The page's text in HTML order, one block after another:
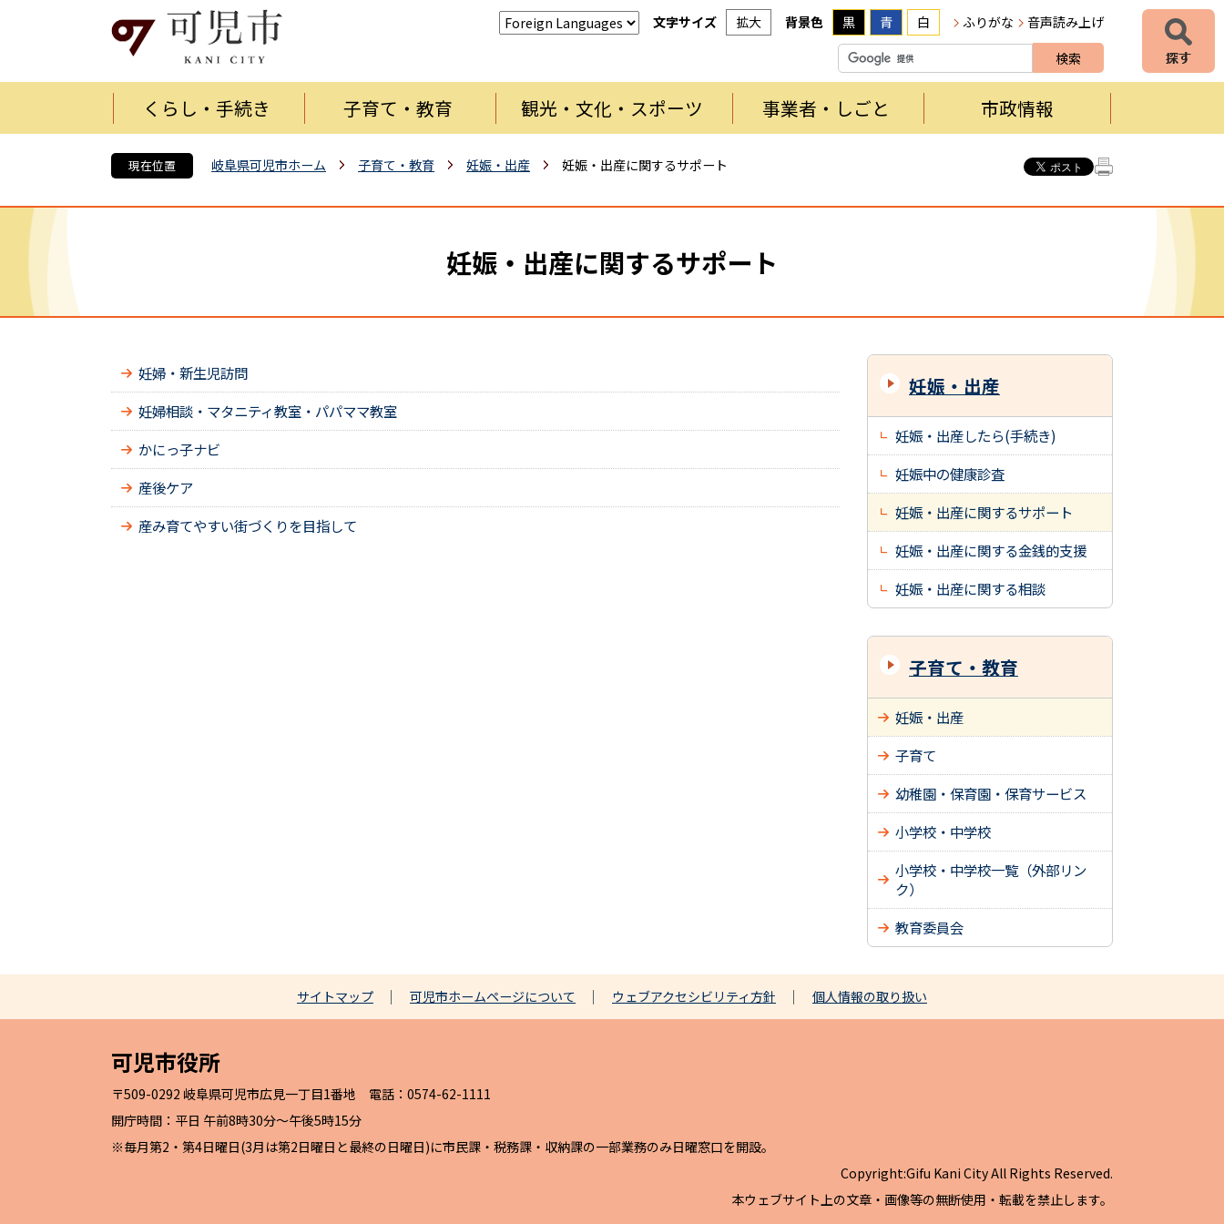
文字サイズ 拡大 背景色 黒 青 白 ふりがな 音声読み上げ
くらし・手続き 子育て・教育 観光・文化・スポーツ 事業者・しごと 市政情報
現在位置 岐阜県可児市ホーム 子育て・教育 妊娠・出産 妊娠・出産に関するサポート
妊娠・出産に関するサポート
妊婦・新生児訪問
妊婦相談・マタニティ教室・パパママ教室
かにっ子ナビ
産後ケア
産み育てやすい街づくりを目指して
妊娠・出産
妊娠・出産したら(手続き)
妊娠中の健康診査
妊娠・出産に関するサポート
妊娠・出産に関する金銭的支援
妊娠・出産に関する相談
子育て・教育
妊娠・出産
子育て
幼稚園・保育園・保育サービス
小学校・中学校
小学校・中学校一覧（外部リン
ク）
教育委員会
サイトマップ 可児市ホームページについて ウェブアクセシビリティ方針 個人情報の取り扱い
可児市役所
〒509-0292 岐阜県可児市広見一丁目1番地 電話：0574-62-1111
開庁時間：平日 午前8時30分～午後5時15分
※毎月第2・第4日曜日(3月は第2日曜日と最終の日曜日)に市民課・税務課・収納課の一部業務のみ日曜窓口を開設。
Copyright:Gifu Kani City All Rights Reserved.
本ウェブサイト上の文章・画像等の無断使用・転載を禁止します。